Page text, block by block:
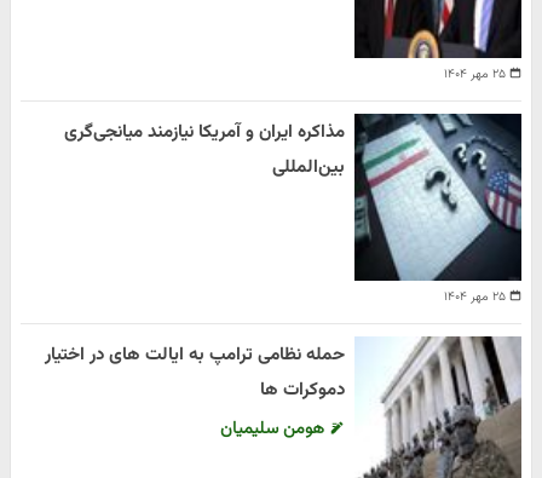
۲۵ مهر ۱۴۰۴
۲۵ مهر ۱۴۰۴
مذاکره ایران و آمریکا نیازمند میانجی‌گری
بین‌المللی
حمله نظامی ترامپ به ایالت های در اختیار
دموکرات ها
هومن سلیمیان